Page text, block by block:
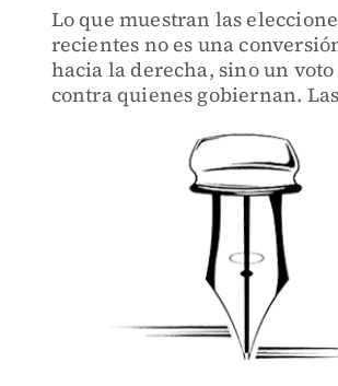
Lo que muestran las
recientes no es una
hacia la derecha, sino un voto
contra quienes gobiernan.
amplificado esa tendencia: su
descansa sobre un malestar